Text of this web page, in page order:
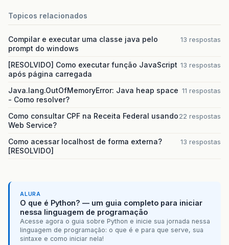
Topicos relacionados
Compilar e executar uma classe java pelo
prompt do windows
13 respostas
[RESOLVIDO] Como executar função JavaScript
após página carregada
13 respostas
Java.lang.OutOfMemoryError: Java heap space
- Como resolver?
11 respostas
Como consultar CPF na Receita Federal usando
Web Service?
22 respostas
Como acessar localhost de forma externa?
[RESOLVIDO]
13 respostas
ALURA
O que é Python? — um guia completo para iniciar
nessa linguagem de programação
Acesse agora o guia sobre Python e inicie sua jornada nessa
linguagem de programação: o que é e para que serve, sua
sintaxe e como iniciar nela!